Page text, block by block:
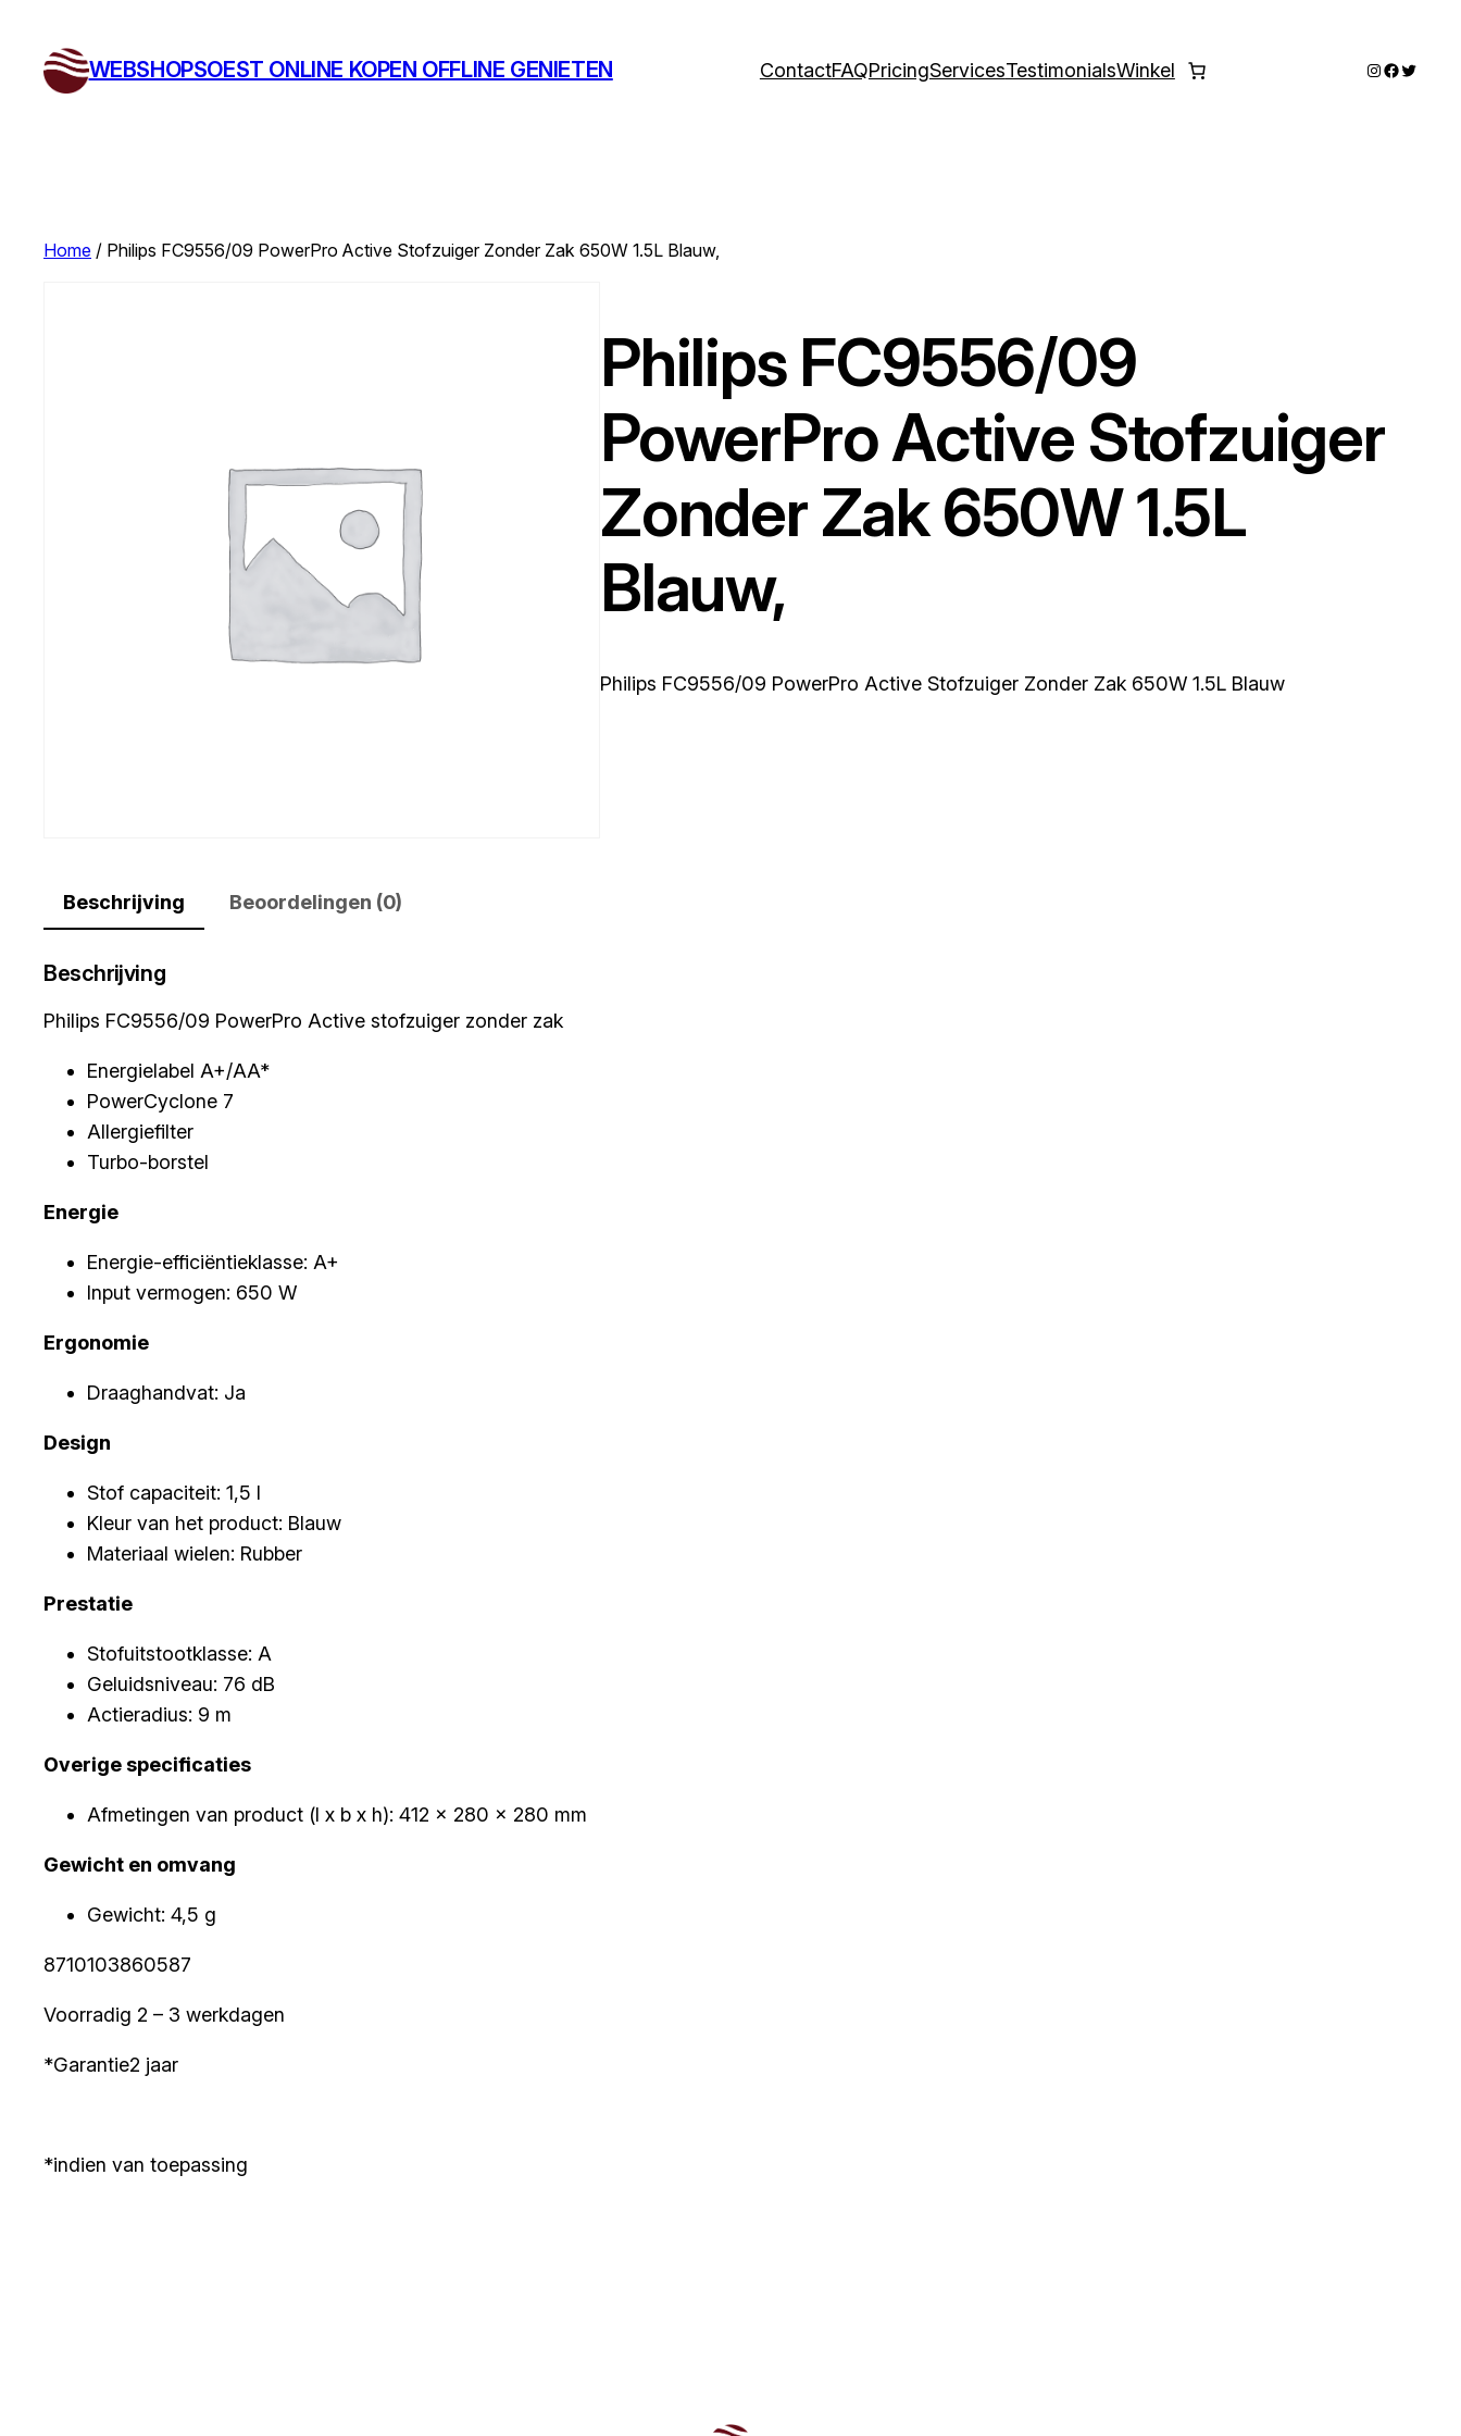
WEBSHOPSOEST ONLINE KOPEN OFFLINE GENIETEN ContactFAQPricingServicesTestimonialsWinkel Instagram
Twitter
Home / Philips FC9556/09 PowerPro Active Stofzuiger Zonder Zak 650W 1.5L Blauw,
Philips FC9556/09
PowerPro Active Stofzuiger
Zonder Zak 650W 1.5L
Blauw,
Philips FC9556/09 PowerPro Active Stofzuiger Zonder Zak 650W 1.5L Blauw
Beschrijving Beoordelingen (0)
Beschrijving
Philips FC9556/09 PowerPro Active stofzuiger zonder zak
Energielabel A+/AA*
PowerCyclone 7
Allergiefilter
Turbo-borstel
Energie
Energie-efficiëntieklasse: A+
Input vermogen: 650 W
Ergonomie
Draaghandvat: Ja
Design
Stof capaciteit: 1,5 l
Kleur van het product: Blauw
Materiaal wielen: Rubber
Prestatie
Stofuitstootklasse: A
Geluidsniveau: 76 dB
Actieradius: 9 m
Overige specificaties
Afmetingen van product (l x b x h): 412 x 280 x 280 mm
Gewicht en omvang
Gewicht: 4,5 g
8710103860587
Voorradig 2 – 3 werkdagen
*Garantie2 jaar
*indien van toepassing